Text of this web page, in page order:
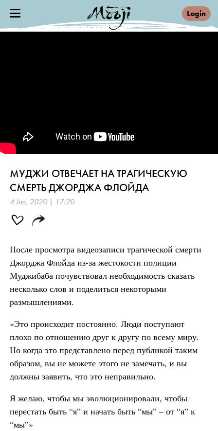
Login
МУДЖИ ОТВЕЧАЕТ НА ТРАГИЧЕСКУЮ
СМЕРТЬ ДЖОРДЖА ФЛОЙДА
4 Jun, 2020 | 17:20
После просмотра видеозаписи трагической смерти
Джорджа Флойда из-за жестокости полиции
Муджибаба почувствовал необходимость сказать
несколько слов и поделиться некоторыми
размышлениями.
«Это происходит постоянно. Люди поступают
плохо по отношению друг к другу по всему миру.
Но когда это представлено перед публикой таким
образом, вы не можете этого не замечать, и вы
должны заявить, что это неправильно.
Я желаю, чтобы мы эволюционировали, чтобы
перестать быть “я” и начать быть “мы” – от “я” к
“мы”»